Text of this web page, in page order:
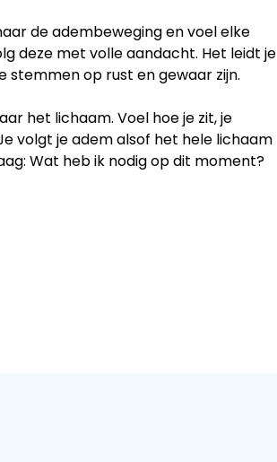
de adembeweging en voel elke
deze met volle aandacht. Het leidt je
stemmen op rust en gewaar zijn.
het lichaam. Voel hoe je zit, je
volgt je adem alsof het hele lichaam
Wat heb ik nodig op dit moment?